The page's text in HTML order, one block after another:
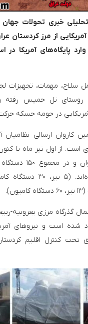
از مرز کردستان
وارد پایگاه‌های آمریکا
سلاح، مهمات، تجهیزات
روستای تل حمیس رفته
آمریکایی در حومه حسکه
کاروان ارسالی نظامیان
است. از اول تیر ماه تا
در قالب سه
گذرگاه مرزی یعروبیه-
شده است و نیروهای
تحت کنترل اقلیم